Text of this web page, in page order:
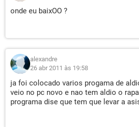
onde eu baixOO ?
alexandre
26 abr 2011 às 19:58
ja foi colocado varios progama de
veio no pc novo e nao tem aldio o
programa dise que tem que levar a